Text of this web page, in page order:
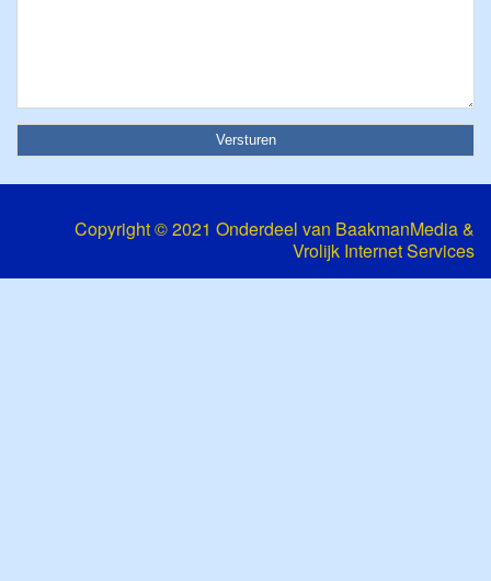
Copyright © 2021 Onderdeel van BaakmanMedia&
Vrolijk Internet Services